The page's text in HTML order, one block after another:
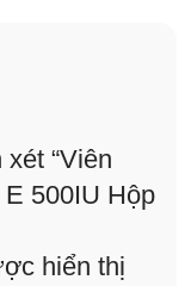
“Viên
500IU Hộp
hiển thị